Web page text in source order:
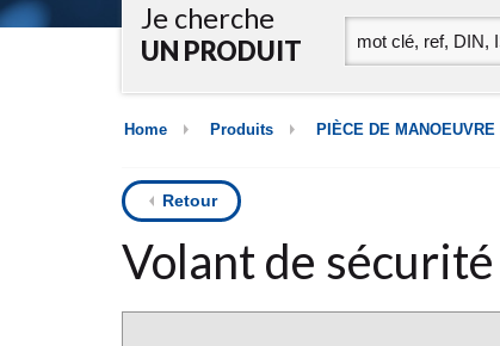
Je cherche
UN PRODUIT
Home Produits PIÈCE DE
Retour
Volant de